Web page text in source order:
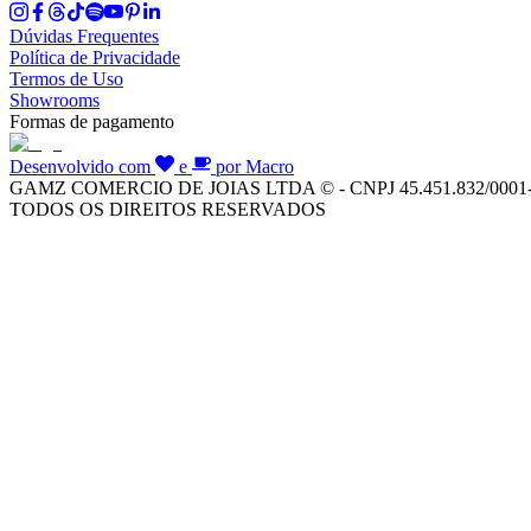
Dúvidas Frequentes
Política de Privacidade
Termos de Uso
Showrooms
Formas de pagamento
Desenvolvido com e
por Macro
GAMZ COMERCIO DE JOIAS LTDA © - CNPJ 45.451.832/
TODOS OS DIREITOS RESERVADOS